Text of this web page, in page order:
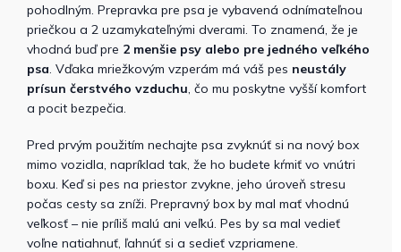
pohodlným. Prepravka pre psa je vybavená odnímateľnou
priečkou a 2 uzamykateľnými dverami. To znamená, že je
vhodná buď pre 2 menšie psy alebo pre jedného veľkého
psa Vďaka mriežkovým vzperám má váš pes neustály
prísun čerstvého vzduchu , čo mu poskytne vyšší komfort
a pocit bezpečia.
Pred prvým použitím nechajte psa zvyknúť si na nový box
mimo vozidla, napríklad tak, že ho budete kŕmiť vo vnútri
boxu. Keď si pes na priestor zvykne, jeho úroveň stresu
počas cesty sa zníži. Prepravný box by mal mať vhodnú
veľkosť – nie príliš malú ani veľkú. Pes by sa mal vedieť
voľne natiahnuť, ľahnúť si a sedieť vzpriamene.